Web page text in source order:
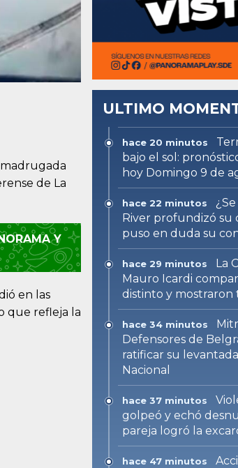
de La
Y
en las
que refleja la
ULTIMO
hace 20 minutos
bajo el sol:
hoy Domingo 9 de
hace 22 minutos
River profundizó su
puso en duda su
hace 29 minutos
La
Mauro Icardi
distinto y mostraron
hace 34 minutos
Defensores de
ratificar su
Nacional
hace 37 minutos
golpeó y echó
pareja logró la
hace 47 minutos